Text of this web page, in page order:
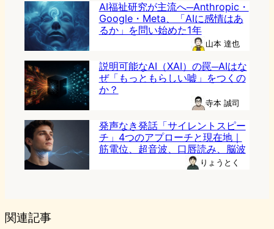
AI福祉研究が主流へ─Anthropic・
Google・Meta、「AIに感情はあ
るか」を問い始めた1年
山本 達也
説明可能なAI（XAI）の罠─AIはな
ぜ「もっともらしい嘘」をつくの
か？
寺本 誠司
発声なき発話「サイレントスピー
チ」4つのアプローチと現在地｜
筋電位、超音波、口唇読み、脳波
りょうとく
関連記事